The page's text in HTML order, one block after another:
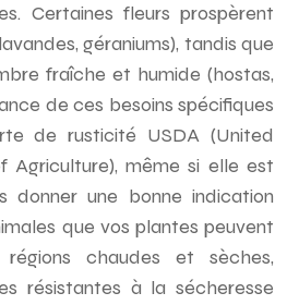
Certaines fleurs prospèrent
géraniums), tandis que
fraîche et humide (hostas,
de ces besoins spécifiques
de rusticité USDA (United
Agriculture), même si elle est
donner une bonne indication
que vos plantes peuvent
chaudes et sèches,
résistantes à la sécheresse